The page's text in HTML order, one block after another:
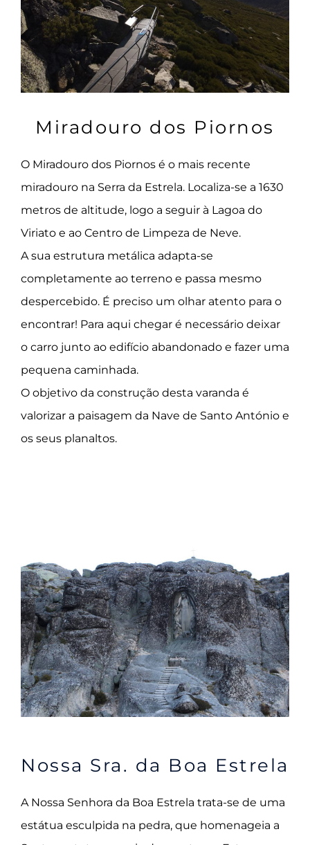
Miradouro dos Piornos
O Miradouro dos Piornos é o mais recente
miradouro na Serra da Estrela. Localiza-se a 1630
metros de altitude, logo a seguir à Lagoa do
Viriato e ao Centro de Limpeza de Neve.
A sua estrutura metálica adapta-se
completamente ao terreno e passa mesmo
despercebido. É preciso um olhar atento para o
encontrar! Para aqui chegar é necessário deixar
o carro junto ao edifício abandonado e fazer uma
pequena caminhada.
O objetivo da construção desta varanda é
valorizar a paisagem da Nave de Santo António e
os seus planaltos.
Nossa Sra. da Boa Estrela
A Nossa Senhora da Boa Estrela trata-se de uma
estátua esculpida na pedra, que homenageia a